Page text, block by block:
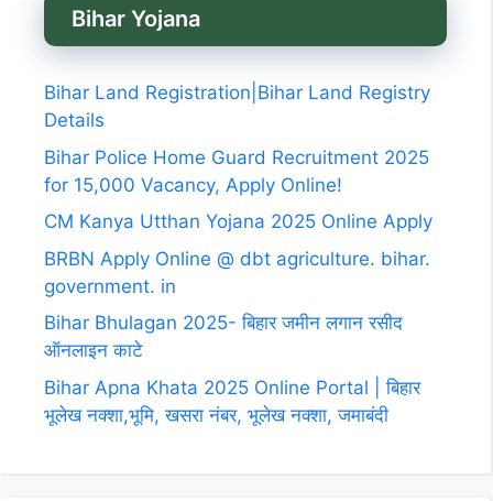
Bihar Yojana
Bihar Land Registration|Bihar Land Registry
Details
Bihar Police Home Guard Recruitment 2025
for 15,000 Vacancy, Apply Online!
CM Kanya Utthan Yojana 2025 Online Apply
BRBN Apply Online @ dbt agriculture. bihar.
government. in
Bihar Bhulagan 2025- बिहार जमीन लगान रसीद
ऑनलाइन काटे
Bihar Apna Khata 2025 Online Portal | बिहार
भूलेख नक्शा,भूमि, खसरा नंबर, भूलेख नक्शा, जमाबंदी